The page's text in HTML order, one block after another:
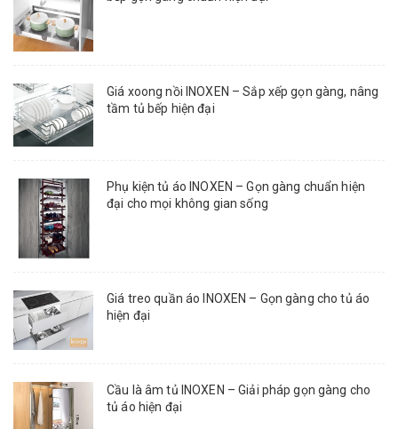
Giá xoong nồi INOXEN – Sắp xếp gọn gàng, nâng
tầm tủ bếp hiện đại
Phụ kiện tủ áo INOXEN – Gọn gàng chuẩn hiện
đại cho mọi không gian sống
Giá treo quần áo INOXEN – Gọn gàng cho tủ áo
hiện đại
Cầu là âm tủ INOXEN – Giải pháp gọn gàng cho
tủ áo hiện đại